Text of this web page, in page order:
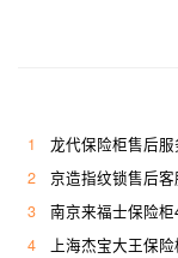
1
龙代保险柜售后
2
京造指纹锁售后
3
南京来福士保险
4
上海杰宝大王保险